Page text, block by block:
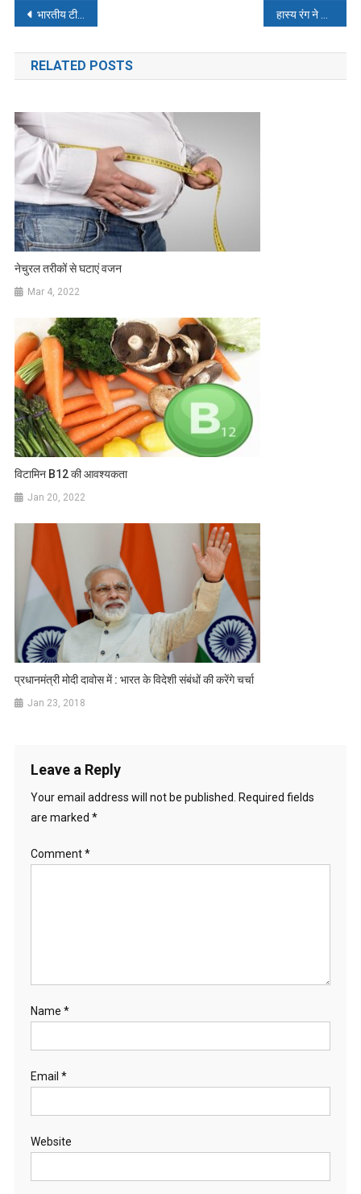
Post
navigation
भारतीय टीम में अनुभव की कमी, पर लड़ने का जज्बा: कपिल देव हास्य रंग ने दौड़ाई हंसी की लहर
RELATED POSTS
नेचुरल तरीकों से घटाएं वजन
Mar 4, 2022
विटामिन B12 की आवश्यकता
Jan 20, 2022
प्रधानमंत्री मोदी दावोस में : भारत के विदेशी संबंधों की करेंगे चर्चा
Jan 23, 2018
Leave a Reply
Your email address will not be published. Required fields
are marked *
Comment*
Name *
Email *
Website